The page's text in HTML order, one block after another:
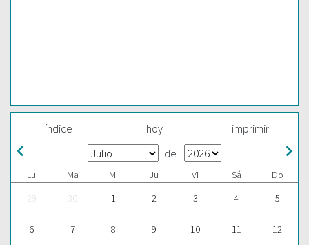
índice hoy imprimir
de
Lu Ma Mi Ju Vi Sá
Do
29
30 1 2 3 4 5
6 7 8 9 10 11 12